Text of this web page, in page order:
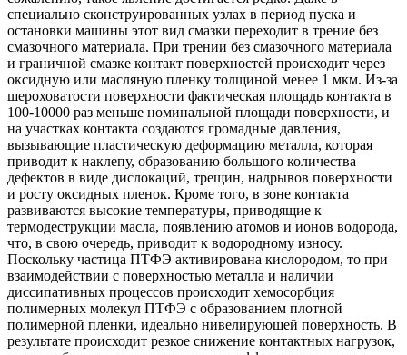
специально сконструированных узлах в период пуска и
остановки машины этот вид смазки переходит в трение без
смазочного материала. При трении без смазочного материала
и граничной смазке контакт поверхностей происходит через
оксидную или масляную пленку толщиной менее 1 мкм. Из-за
шероховатости поверхности фактическая площадь контакта в
100-10000 раз меньше номинальной площади поверхности, и
на участках контакта создаются громадные давления,
вызывающие пластическую деформацию металла, которая
приводит к наклепу, образованию большого количества
дефектов в виде дислокаций, трещин, надрывов поверхности
и росту оксидных пленок. Кроме того, в зоне контакта
развиваются высокие температуры, приводящие к
термодеструкции масла, появлению атомов и ионов водорода,
что, в свою очередь, приводит к водородному износу.
Поскольку частица ПТФЭ активирована кислородом, то при
взаимодействии с поверхностью металла и наличии
диссипативных процессов происходит хемосорбция
полимерных молекул ПТФЭ с образованием плотной
полимерной пленки, идеально нивелирующей поверхность. В
результате происходит резкое снижение контактных нагрузок,